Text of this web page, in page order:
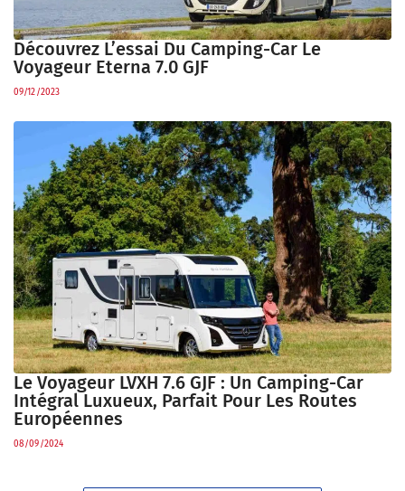
Découvrez L’essai Du Camping-Car Le
Voyageur Eterna 7.0 GJF
09/12/2023
Le Voyageur LVXH 7.6 GJF : Un Camping-Car
Intégral Luxueux, Parfait Pour Les Routes
Européennes
08/09/2024